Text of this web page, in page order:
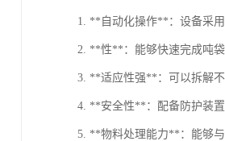
1. **自动化操作**：设备采
2. **性**：能够快速完成吨
3. **适应性强**：可以拆解
4. **安全性**：配备防护装
5. **物料处理能力**：能够